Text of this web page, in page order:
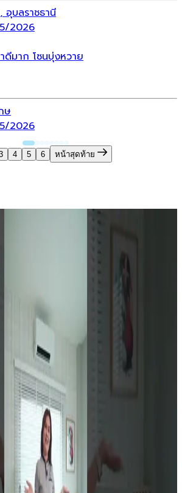
อุบลราชธานี
2026
ดีมาก โซนบุ่งหวาย
ษ
2026
4 5 6 หน้าสุดท้าย
- ขามใหญ่ บ้านคุณภาพบนทำเลใจกลาง
ด่นที่คิดมาให้แล้ว - ทำเลดี ซอยเทคโน
ารเดินทางเข้าเมือง-ไปต่างจังหวัดช่วย
ใช้จ่ายได้ทุกวัน 📍 รพ.ราชเวชอุบล เพียง
ล เพียง 8 นาที* 📍 สนามบินนานาชาติ
นาที* บ้านเดี่ยวรุ่นใหม่ แบบ NEO ที่ตอบ
รอบครัวยุคใหม่ได้อย่างลงตัว😊 : ฟังก์ชัน
นล่าง) 3 ห้องน้ำ 2 ที่จอดรถ พท. ใช้สอย
ออกแบบพื้นที่ใช้สอยได้อย่างกว้างขวาง
ด้จริงในทุกมุม 💙 โปรโมชันเดือนนี้ ฟรี!
! ผ้าม่านโปร่ง–ทึบ แบบโชว์รางทั้งหลัง
SECURITY ภายในบ้าน ฟรี! ระบบรองรับ
สำหรับผู้ใช้งานรถยนต์ไฟฟ้า ฟรี! ค่า
านที่ "ใช่" ไม่ใช่แค่เลือกบ้านสวย และมี